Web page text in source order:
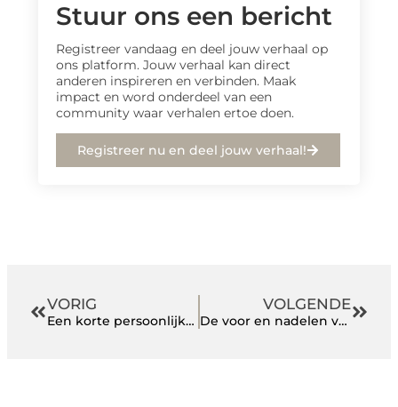
Stuur ons een bericht
Registreer vandaag en deel jouw verhaal op
ons platform. Jouw verhaal kan direct
anderen inspireren en verbinden. Maak
impact en word onderdeel van een
community waar verhalen ertoe doen.
Registreer nu en deel jouw verhaal!
VORIG
Een korte persoonlijkheidstest kan meer inzicht bieden
VOLGENDE
De voor en nadelen van zonnepanelen in Almere